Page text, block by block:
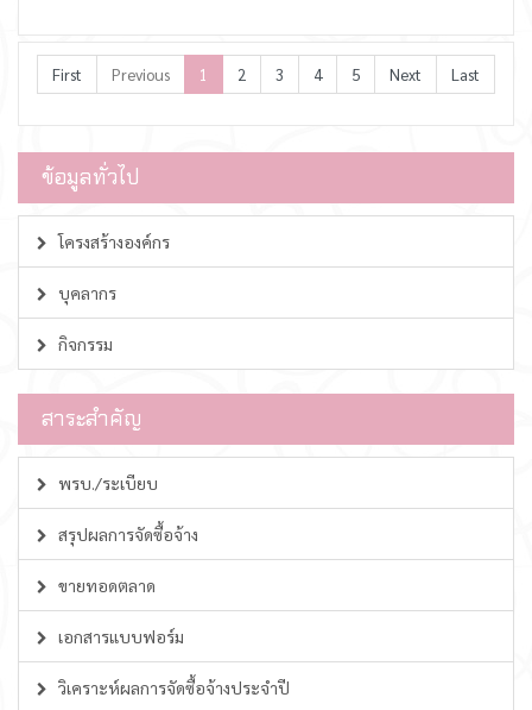
First Previous 1 2 3 4 5 Next Last
ข้อมูลทั่วไป
โครงสร้างองค์กร
บุคลากร
กิจกรรม
สาระสำคัญ
พรบ./ระเบียบ
สรุปผลการจัดซื้อจ้าง
ขายทอดตลาด
เอกสารแบบฟอร์ม
วิเคราะห์ผลการจัดซื้อจ้างประจำปี